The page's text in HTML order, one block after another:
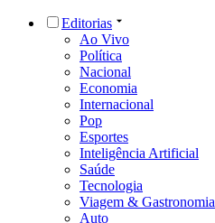
Editorias
Ao Vivo
Política
Nacional
Economia
Internacional
Pop
Esportes
Inteligência Artificial
Saúde
Tecnologia
Viagem & Gastronomia
Auto